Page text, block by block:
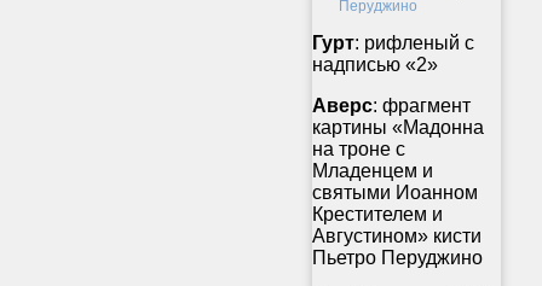
Гурт: рифленый с
надписью «2»
Аверс: фрагмент
картины «Мадонна
на троне с
Младенцем и
святыми Иоанном
Крестителем и
Августином» кисти
Пьетро Перуджино